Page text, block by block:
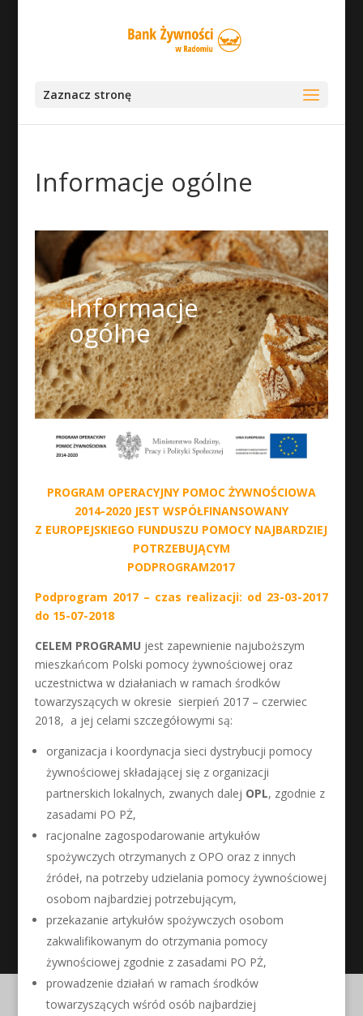
Zaznacz stronę
Informacje ogólne
Informacje
ogólne
PROGRAM OPERACYJNY POMOC ŻYWNOŚCIOWA
2014-2020 JEST WSPÓŁFINANSOWANY
Z EUROPEJSKIEGO FUNDUSZU POMOCY NAJBARDZIEJ
POTRZEBUJĄCYM
PODPROGRAM2017
Podprogram 2017 – czas realizacji: od 23-03-2017
do 15-07-2018
CELEM PROGRAMU jest zapewnienie najuboższym
mieszkańcom Polski pomocy żywnościowej oraz
uczestnictwa w działaniach w ramach środków
towarzyszących w okresie sierpień 2017 – czerwiec
2018, a jej celami szczegółowymi są:
organizacja i koordynacja sieci dystrybucji pomocy
żywnościowej składającej się z organizacji
partnerskich lokalnych, zwanych dalej OPL, zgodnie z
zasadami PO PŻ,
racjonalne zagospodarowanie artykułów
spożywczych otrzymanych z OPO oraz z innych
źródeł, na potrzeby udzielania pomocy żywnościowej
osobom najbardziej potrzebującym,
przekazanie artykułów spożywczych osobom
zakwalifikowanym do otrzymania pomocy
żywnościowej zgodnie z zasadami PO PŻ,
prowadzenie działań w ramach środków
towarzyszących wśród osób najbardziej